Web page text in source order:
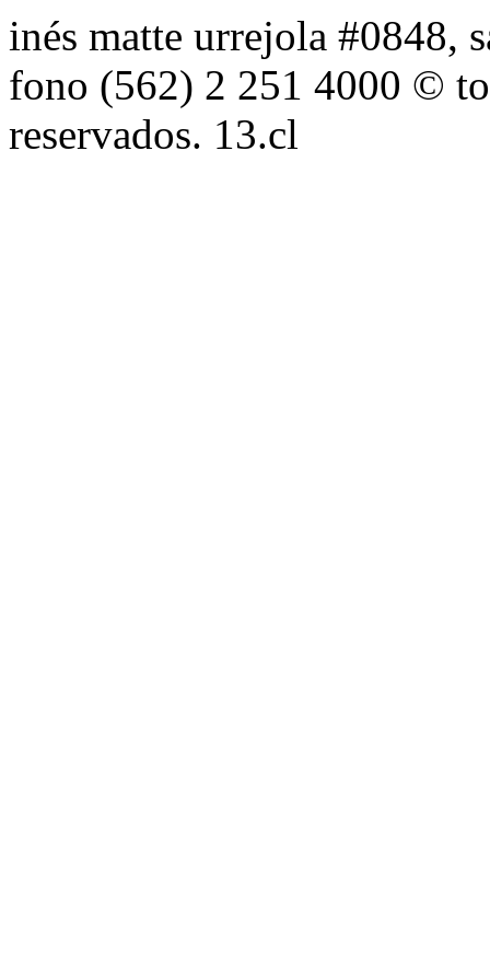
inés matte urrejola #0848,
fono (562) 2 251 4000 ©
reservados. 13.cl